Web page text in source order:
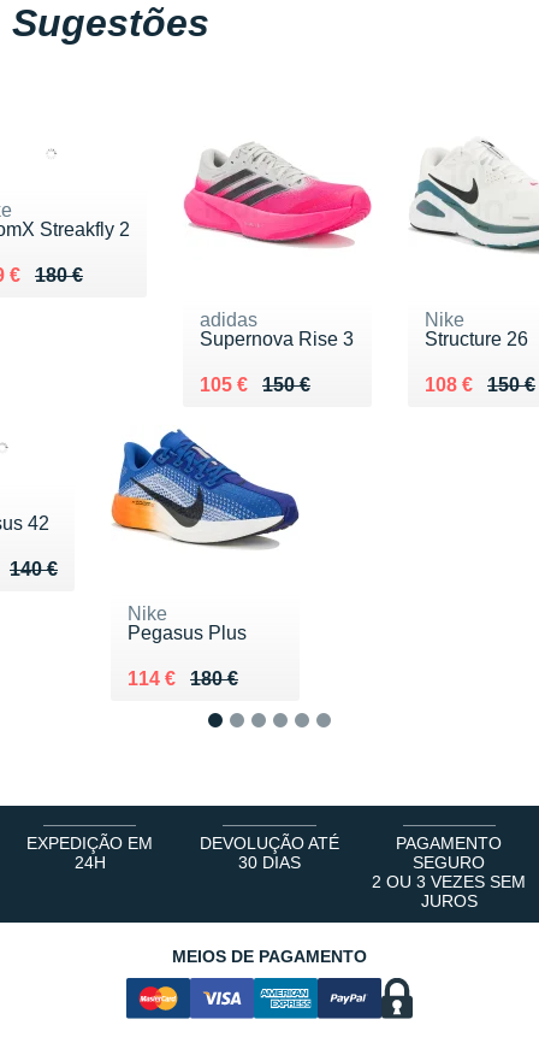
Sugestões
Streakfly 2
180 €
de 180 €
€ 119 €
adidas
Supernova Rise 3
150 €
Au lieu de 150 €
105 €
Vendu 105 €
Nike
Structure 26
150 €
Au lieu de
108 €
Vendu 108 €
42
140 €
de 140 €
112 €
Nike
Pegasus Plus
180 €
Au lieu de 180 €
114 €
Vendu 114 €
EXPEDIÇÃO EM
24H
DEVOLUÇÃO ATÉ
30 DIAS
PAGAMENTO
SEGURO
2 OU 3 VEZES SEM
JUROS
MEIOS DE PAGAMENTO